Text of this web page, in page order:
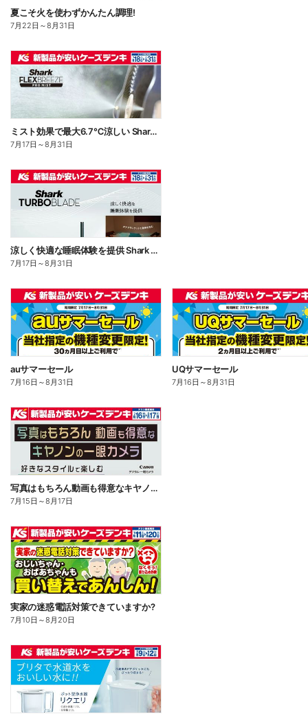
夏こそ火を使わずかんたん調理!
7月22日 ～8月31日
ミスト効果で最大6.7℃涼しい Shark FLEXBREEZE PRO MIST
7月17日 ～8月31日
涼しく快適な睡眠体験を提供 Shark TUBOBLADE
7月17日 ～8月31日
auサマーセール
7月16日 ～8月31日
UQサマーセール
7月16日 ～8月31日
写真はもちろん動画も得意なキヤノンの一眼カメラ
7月15日 ～8月17日
実家の迷惑電話対策できていますか?
7月10日 ～8月20日